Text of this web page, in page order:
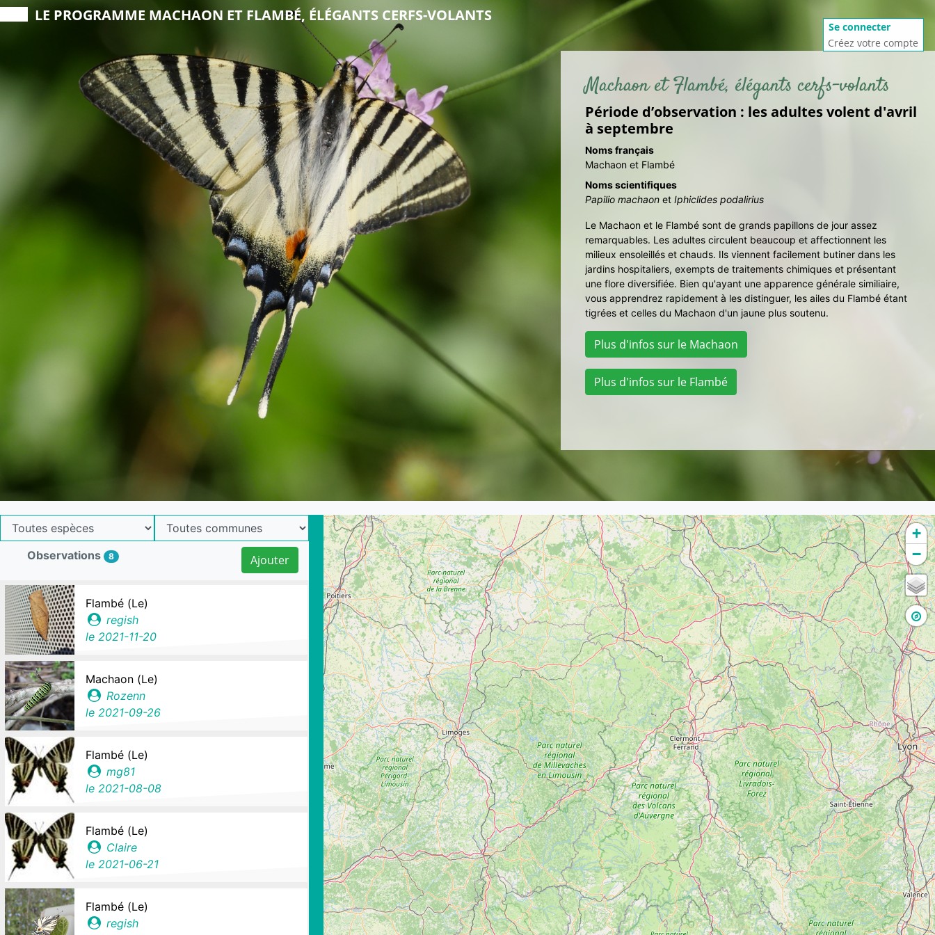
Se connecter
Créez votre compte
LE PROGRAMME MACHAON ET FLAMBÉ, ÉLÉGANTS CERFS-VOLANTS
Machaon et Flambé, élégants cerfs-volants
Période d’observation : les adultes volent d'avril
à septembre
Noms français
Machaon et Flambé
Noms scientifiques
Papilio machaon etIphiclides podalirius
Le Machaon et le Flambé sont de grands papillons de jour assez
remarquables. Les adultes circulent beaucoup et affectionnent les
milieux ensoleillés et chauds. Ils viennent facilement butiner dans les
jardins hospitaliers, exempts de traitements chimiques et présentant
une flore diversifiée. Bien qu'ayant une apparence générale similiaire,
vous apprendrez rapidement à les distinguer, les ailes du Flambé étant
tigrées et celles du Machaon d'un jaune plus soutenu.
Plus d'infos sur le Machaon
Plus d'infos sur le Flambé
Observations 8 Ajouter
Flambé (Le)
regish
le 2021-11-20
Machaon (Le)
Rozenn
le 2021-09-26
Flambé (Le)
mg81
le 2021-08-08
Flambé (Le)
Claire
le 2021-06-21
Flambé (Le)
regish
+
−